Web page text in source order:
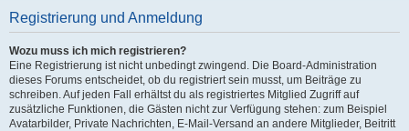
Registrierung und Anmeldung
Wozu muss ich mich registrieren?
Eine Registrierung ist nicht unbedingt zwingend. Die Board-Administration
dieses Forums entscheidet, ob du registriert sein musst, um Beiträge zu
schreiben. Auf jeden Fall erhältst du als registriertes Mitglied Zugriff auf
zusätzliche Funktionen, die Gästen nicht zur Verfügung stehen: zum Beispiel
Avatarbilder, Private Nachrichten, E-Mail-Versand an andere Mitglieder, Beitritt